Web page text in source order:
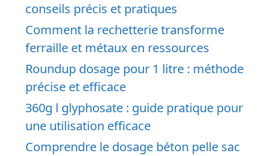
conseils précis et pratiques
Comment la rechetterie transforme
ferraille et métaux en ressources
Roundup dosage pour 1 litre : méthode
précise et efficace
360g l glyphosate : guide pratique pour
une utilisation efficace
Comprendre le dosage béton pelle sac